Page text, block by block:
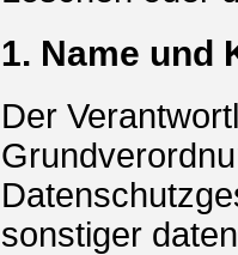
1. Name und
Der
sonstiger